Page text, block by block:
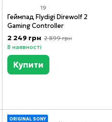
19
Геймпад Flydigi Direwolf 2
Gaming Controller
2 249 грн 2 899 грн
В наявності
Купити
ORIGINAL SONY